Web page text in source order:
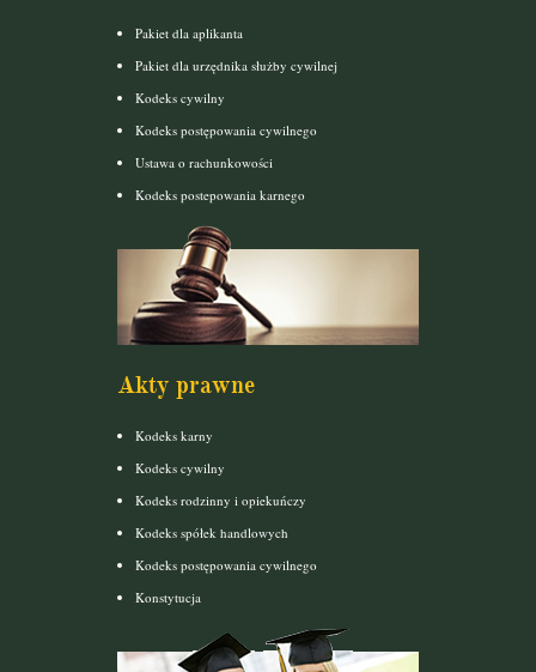
Pakiet dla aplikanta
Pakiet dla urzędnika służby cywilnej
Kodeks cywilny
Kodeks postępowania cywilnego
Ustawa o rachunkowości
Kodeks postepowania karnego
Akty prawne
Kodeks karny
Kodeks cywilny
Kodeks rodzinny i opiekuńczy
Kodeks spółek handlowych
Kodeks postępowania cywilnego
Konstytucja